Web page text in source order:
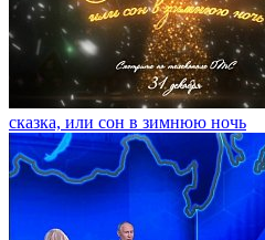
сказка, или сон в зимнюю ночь